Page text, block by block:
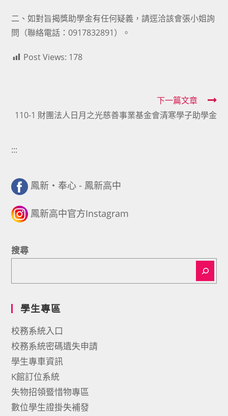
二、如對旨揭獎助學金有任何疑義，請逕洽該會張小姐詢
問（聯絡電話：0917832891）。
Post Views: 178
more
下一篇文章
110-1 財團法人日月之光慈善事業基金會清寒學子助學金
:::
鳳新・奉心 - 鳳新高中
鳳新高中官方Instagram
搜尋
學生專區
校務系統入口
校務系統密碼遺失申請
學生專車資訊
K館訂位系統
失物招領暨惜物專區
數位學生證掛失補發